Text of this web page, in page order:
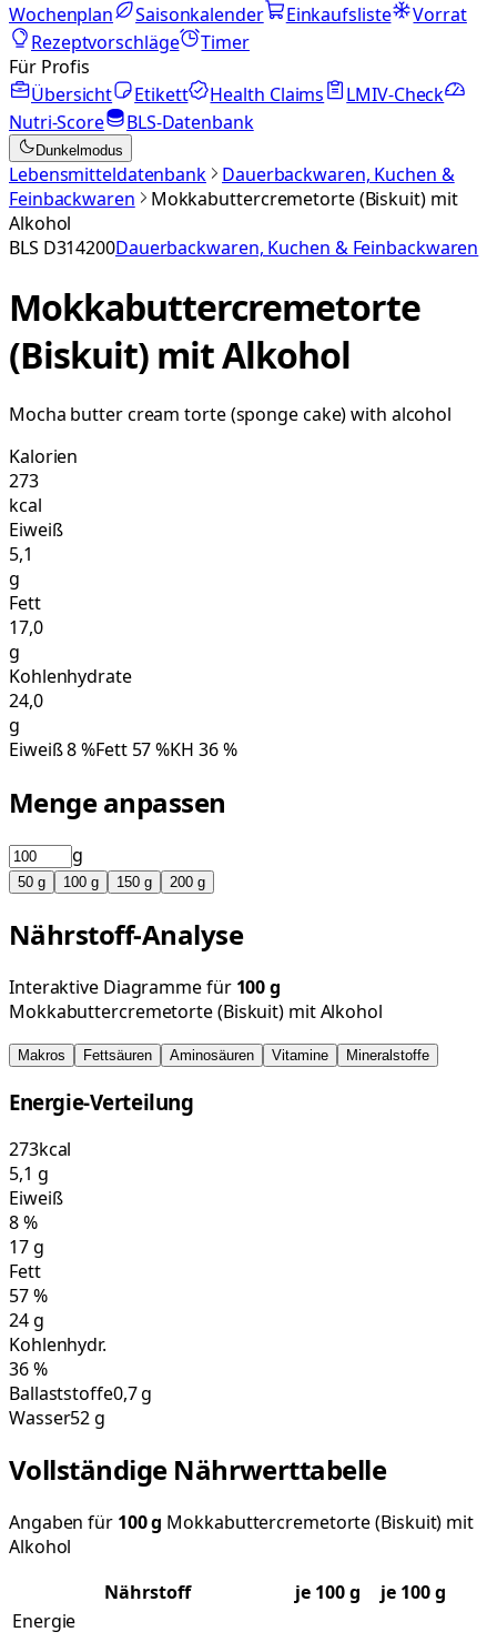
Wochenplan
Saisonkalender Einkaufsliste
Vorrat
Rezeptvorschläge
Timer
Für Profis
Übersicht
Etikett Health Claims
LMIV-Check
Nutri-Score
BLS-Datenbank
Dunkelmodus
Lebensmitteldatenbank
Dauerbackwaren, Kuchen &
Feinbackwaren
Mokkabuttercremetorte (Biskuit) mit
Alkohol
BLS D314200Dauerbackwaren, Kuchen & Feinbackwaren
Mokkabuttercremetorte
(Biskuit) mit Alkohol
Mocha butter cream torte (sponge cake) with alcohol
Kalorien
273
kcal
Eiweiß
5,1
g
Fett
17,0
g
Kohlenhydrate
24,0
g
Eiweiß8%Fett 57%KH 36%
Menge anpassen
g
50 g 100 g 150 g 200 g
Nährstoff-Analyse
Interaktive Diagramme für 100g
Mokkabuttercremetorte (Biskuit) mit Alkohol
Makros Fettsäuren Aminosäuren Vitamine Mineralstoffe
Energie-Verteilung
273kcal
5,1 g
Eiweiß
8%
17g
Fett
57%
24g
Kohlenhydr.
36%
Ballaststoffe0,7 g
Wasser52 g
Vollständige Nährwerttabelle
Angaben für 100g Mokkabuttercremetorte (Biskuit) mit
Alkohol
Nährstoff
je 100g
je 100 g
Energie